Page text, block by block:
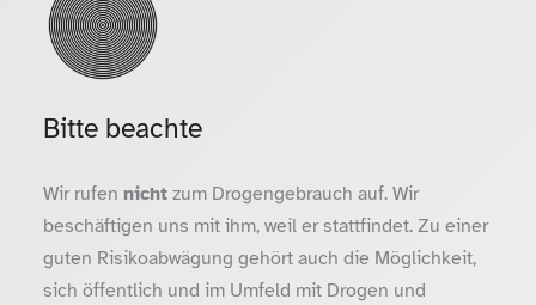
Bitte beachte
Wir rufen nichtzum Drogengebrauch auf. Wir
beschäftigen uns mit ihm, weil er stattfindet. Zu einer
guten Risikoabwägung gehört auch die Möglichkeit,
sich öffentlich und im Umfeld mit Drogen und